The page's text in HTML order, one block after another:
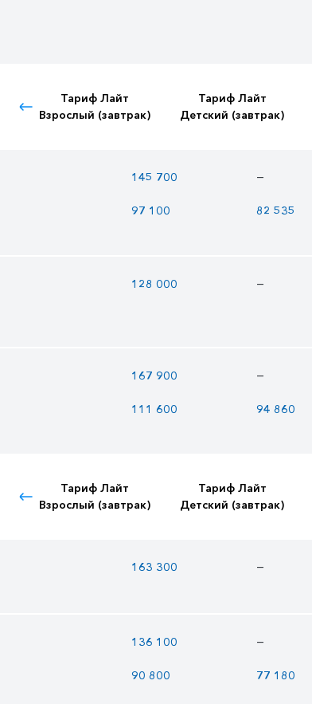
Тариф Лайт
Взрослый (завтрак)
Тариф Лайт
Детский (завтрак)
145 700 —
97 100 82 535
128 000 —
167 900 —
111 600 94 860
Тариф Лайт
Взрослый (завтрак)
Тариф Лайт
Детский (завтрак)
163 300 —
136 100 —
90 800 77 180